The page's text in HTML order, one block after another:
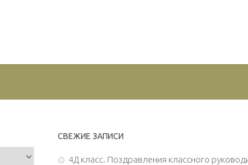
СВЕЖИЕ ЗАПИСИ
4Д класс. Поздравления классного